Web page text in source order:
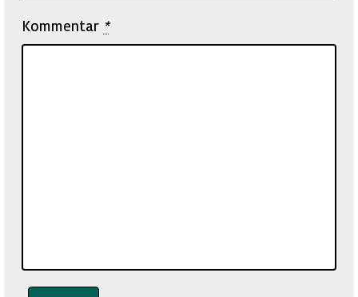
Kommentar *